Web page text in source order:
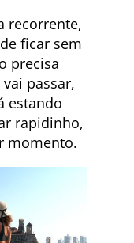
recorrente,
ficar sem
precisa
passar,
estando
rapidinho,
momento.